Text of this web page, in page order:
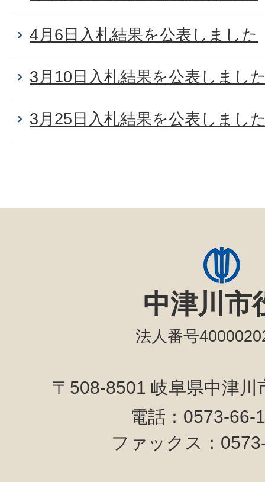
4月6日入札結果を公表しました
3月10日入札結果を公表しまし
3月25日入札結果を公表しまし
中津川市
法人番号
〒508-8501 岐阜県中津
電話：0573-
ファックス：